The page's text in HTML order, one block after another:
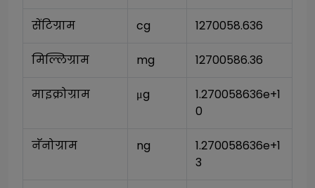
सेंटिग्राम cg 1270058.636
मिल्लिग्राम mg 12700586.36
माइक्रोग्राम μg
1.270058636e+1
0
नॅनोग्राम ng
1.270058636e+1
3